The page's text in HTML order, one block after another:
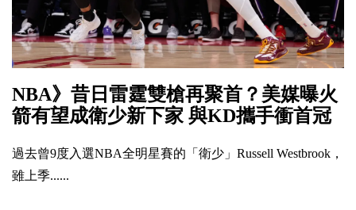
NBA》昔日雷霆雙槍再聚首？美媒曝火
箭有望成衛少新下家 與KD攜手衝首冠
過去曾9度入選NBA全明星賽的「衛少」Russell Westbrook，
雖上季......